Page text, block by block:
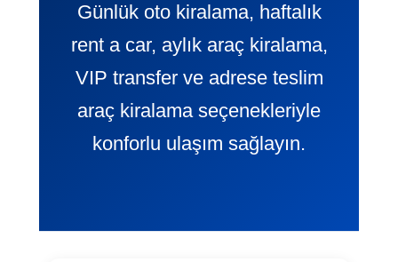
Günlük oto kiralama, haftalık
rent a car, aylık araç kiralama,
VIP transfer ve adrese teslim
araç kiralama seçenekleriyle
konforlu ulaşım sağlayın.